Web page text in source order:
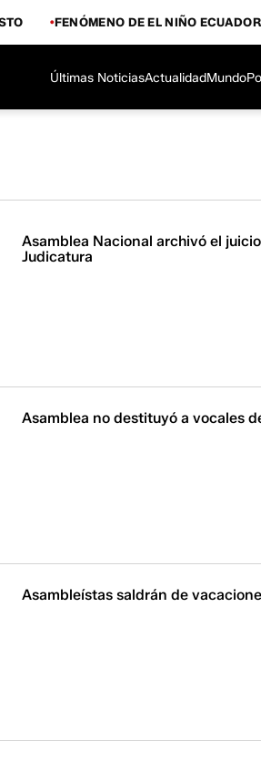
FENÓMENO DE EL NIÑO ECUADOR
Últimas NoticiasActualidadMundo
Asamblea Nacional archivó el
Judicatura
Asamblea no destituyó a vocales
Asambleístas saldrán de